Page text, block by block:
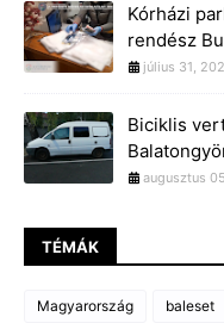
Kórházi
rendész
július 31,
Biciklis
augusztus
TÉMÁK
Magyarország baleset